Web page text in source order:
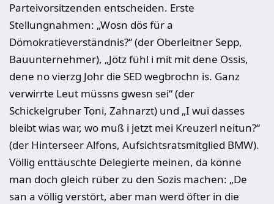
Parteivorsitzenden entscheiden. Erste
Stellungnahmen: „Wosn dös für a
Dömokratieverständnis?“ (der Oberleitner Sepp,
Bauunternehmer), „Jötz fühl i mit mit dene Ossis,
dene no vierzg Johr die SED wegbrochn is. Ganz
verwirrte Leut müssns gwesn sei“ (der
Schickelgruber Toni, Zahnarzt) und „I wui dasses
bleibt wias war, wo muß i jetzt mei Kreuzerl neitun?“
(der Hinterseer Alfons, Aufsichtsratsmitglied BMW).
Völlig enttäuschte Delegierte meinen, da könne
man doch gleich rüber zu den Sozis machen: „De
san a völlig verstört, aber man werd öfter in die